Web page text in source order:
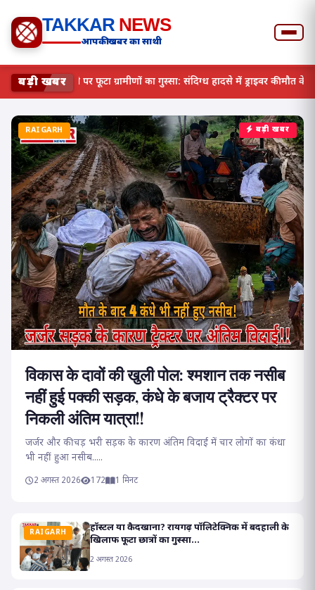
TAKKAR NEWS
आपकी खबर का साथी
बड़ी खबरएनटीपीसी लारा की तानाशाही पर फूटा ग्रामीणों का गुस्सा: संदिग्ध
बड़ी खबर
RAIGARH
विकास के दावों की खुली पोल: श्मशान तक नसीब
नहीं हुई पक्की सड़क, कंधे के बजाय ट्रैक्टर पर
निकली अंतिम यात्रा!!
जर्जर और कीचड़ भरी सड़क के कारण अंतिम विदाई में चार लोगों का कंधा
भी नहीं हुआ नसीब.....
2 अगस्त 2026 172 1 मिनट
RAIGARH
हॉस्टल या कैदखाना? रायगढ़ पॉलिटेक्निक में बदहाली के
खिलाफ फूटा छात्रों का गुस्सा...
2 अगस्त 2026